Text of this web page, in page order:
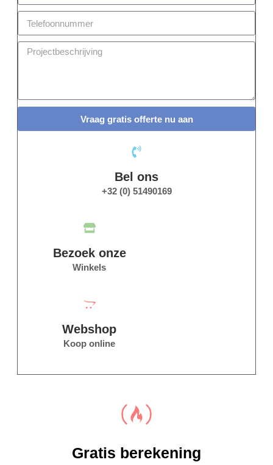
Vraag gratis offerte nu aan
Bel ons
+32 (0) 51490169
Bezoek onze
Winkels
Webshop
Koop online
Gratis berekening